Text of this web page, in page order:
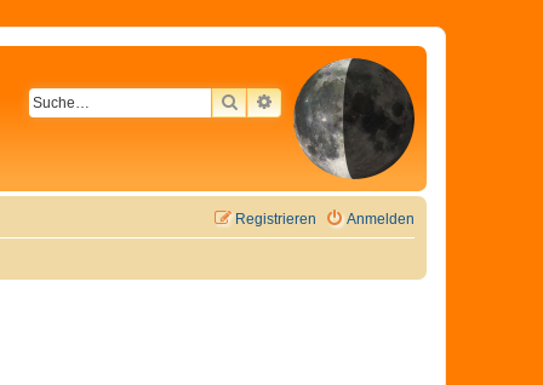
SUCHEERWEITERTE SUCHE
Anmelden
Registrieren